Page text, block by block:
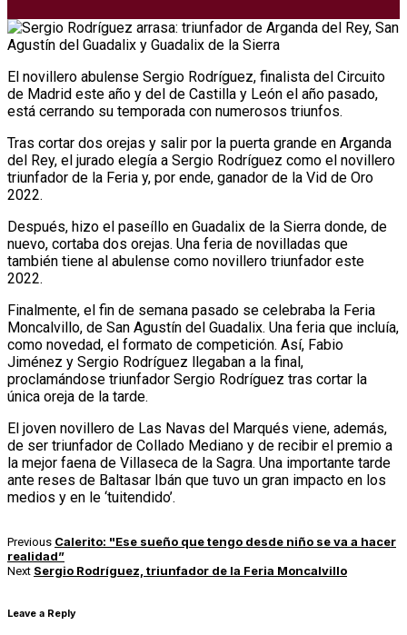
El novillero abulense Sergio Rodríguez, finalista del Circuito
de Madrid este año y del de Castilla y León el año pasado,
está cerrando su temporada con numerosos triunfos.
Tras cortar dos orejas y salir por la puerta grande en Arganda
del Rey, el jurado elegía a Sergio Rodríguez como el novillero
triunfador de la Feria y, por ende, ganador de la Vid de Oro
2022.
Después, hizo el paseíllo en Guadalix de la Sierra donde, de
nuevo, cortaba dos orejas. Una feria de novilladas que
también tiene al abulense como novillero triunfador este
2022.
Finalmente, el fin de semana pasado se celebraba la Feria
Moncalvillo, de San Agustín del Guadalix. Una feria que incluía,
como novedad, el formato de competición. Así, Fabio
Jiménez y Sergio Rodríguez llegaban a la final,
proclamándose triunfador Sergio Rodríguez tras cortar la
única oreja de la tarde.
El joven novillero de Las Navas del Marqués viene, además,
de ser triunfador de Collado Mediano y de recibir el premio a
la mejor faena de Villaseca de la Sagra. Una importante tarde
ante reses de Baltasar Ibán que tuvo un gran impacto en los
medios y en le ‘tuitendido’.
Previous Calerito: "Ese sueño que tengo desde niño se va a hacer
realidad”
Next Sergio Rodríguez, triunfador de la Feria Moncalvillo
Leave a Reply